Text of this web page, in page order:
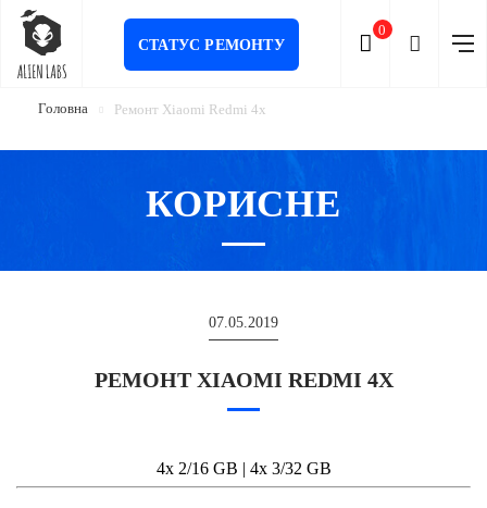
Головна Ремонт Xiaomi Redmi 4x
КОРИСНЕ
07.05.2019
РЕМОНТ XIAOMI REDMI 4X
4x 2/16 GB | 4x 3/32 GB
СТАТУС РЕМОНТУ
0